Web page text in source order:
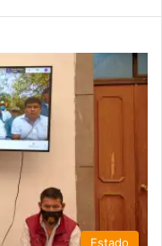
Estado